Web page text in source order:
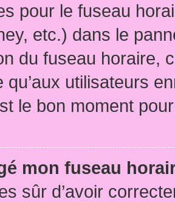
pour le fuseau
etc.) dans le
du fuseau horaire,
qu’aux utilisateurs
le bon moment
mon fuseau
sûr d’avoir